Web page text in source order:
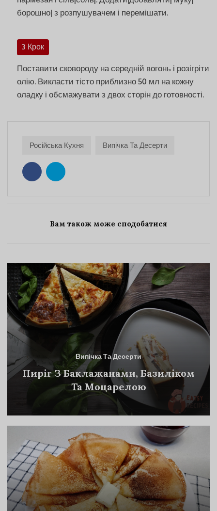
борошно| з розпушувачем і перемішати.
3 Крок
Поставити сковороду на середній вогонь і розігріти
олію. Викласти тісто приблизно 50 мл на кожну
оладку і обсмажувати з двох сторін до готовності.
Російська Кухня Випічка Та Десерти
Вам також може сподобатися
Випічка Та Десерти
Пиріг З Баклажанами, Базиліком
Та Моцарелою